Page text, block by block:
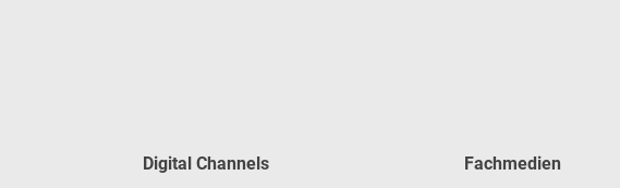
Digital Channels
Fachmedien